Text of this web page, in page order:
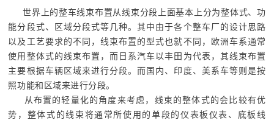
世界上的整车线束布置从线束分段上面基本上分为整体式、功
能分段式、区域分段式等几种。其中由于各个整车厂的设计思路
以及工艺要求的不同，线束布置的型式也就不同，欧洲车系通常
使用整体式的线束布置，而日系汽车以丰田为代表，其线束布置
主要根据车辆区域来进行分段。而国内、印度、美系车等则是按
照功能和区域来进行分段。
从布置的轻量化的角度来考虑，线束的整体式的会比较有优
势，整体式的线束将通常所使用的单段的仪表板仪表、底板线